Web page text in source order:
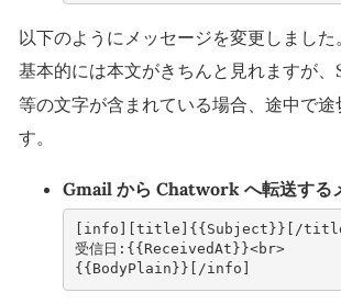
以下のようにメッセージを変更しました。
基本的には本文がきちんと見れますが、
等の文字が含まれている場合、途中で途
す。
Gmail から Chatwork へ転送する
[info][title]{{Subject}}[/
受信日:{{ReceivedAt}}<br>
{{BodyPlain}}[/info]